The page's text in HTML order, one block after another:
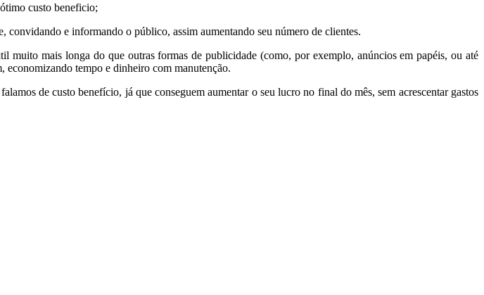
custo beneficio;
convidando e informando o público, assim aumentando seu número de clientes.
mais longa do que outras formas de publicidade (como, por exemplo, anúncios em papéis, ou até
economizando tempo e dinheiro com manutenção.
de custo benefício, já que conseguem aumentar o seu lucro no final do mês, sem acrescentar gastos